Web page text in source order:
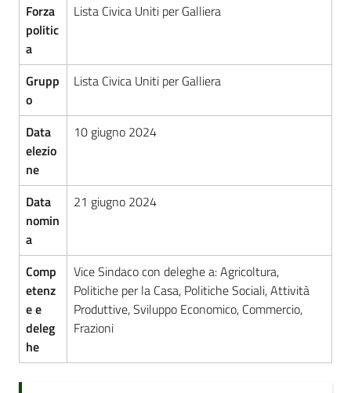
Forza
politic
a
Lista Civica Uniti per Galliera
Grupp
o
Lista Civica Uniti per Galliera
Data
elezio
ne
10 giugno 2024
Data
nomin
a
21 giugno 2024
Comp
etenz
e e
deleg
he
Vice Sindaco con deleghe a: Agricoltura,
Politiche per la Casa, Politiche Sociali, Attività
Produttive, Sviluppo Economico, Commercio,
Frazioni